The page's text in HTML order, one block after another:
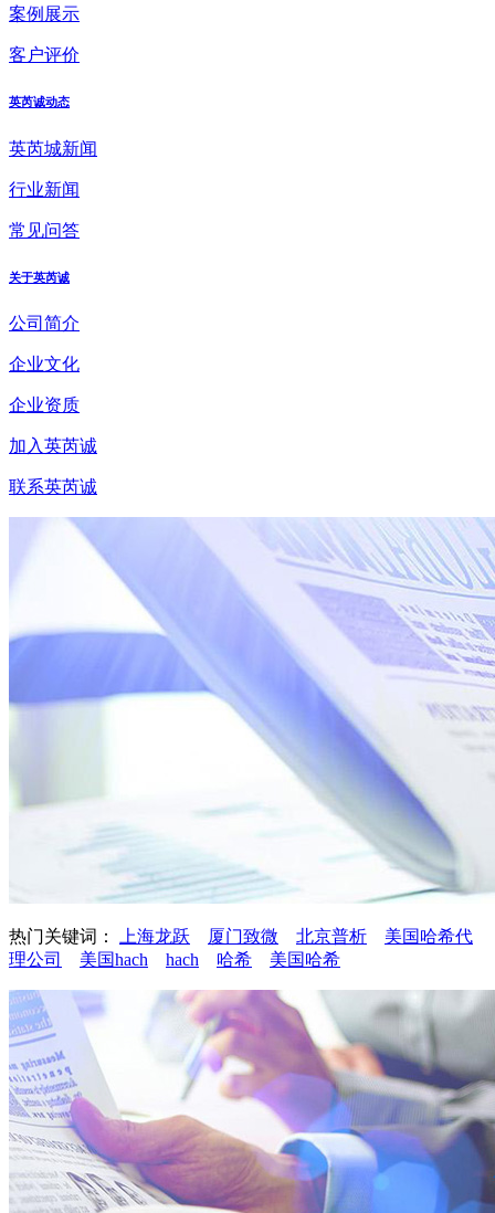
案例展示
客户评价
英芮诚动态
英芮城新闻
行业新闻
常见问答
关于英芮诚
公司简介
企业文化
企业资质
加入英芮诚
联系英芮诚
热门关键词： 上海龙跃 厦门致微 北京普析
美国哈希代
理公司
美国hach hach 哈希 美国哈希